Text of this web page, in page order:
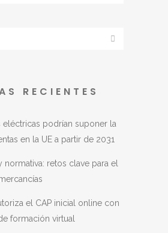
RECIENTES
eléctricas podrían suponer la
en la UE a partir de 2031
normativa: retos clave para el
el CAP inicial online con
formación virtual